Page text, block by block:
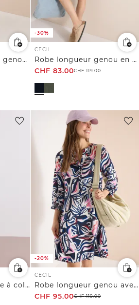
Robe à longueur de genou avec motif floral
-30%
CECIL
Robe longueur genou en gaze de coton
CHF 83.00CHF119.00
Robe midi imprimée à col fendu
-20%
CECIL
Robe longueur genou avec motif graphique
CHF 95.00CHF119.00